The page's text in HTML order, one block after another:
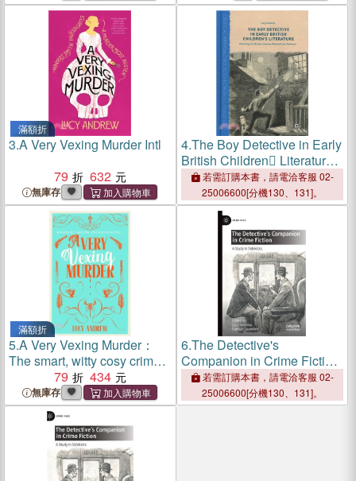
滿額折
3.A Very Vexing Murder Intl
79
632
無庫存
4.The Boy Detective in Early
British Children Literature
─ Patrolling the Borders
Between Boyhood and
Manhood
若需訂購本書，請電洽客服 02-
25006600[分機130、131]。
滿額折
5.A Very Vexing Murder：
The smart, witty cosy crime
mystery set in the world of
Jane Austen
79 434
無庫存
6.The Detective's
Companion in Crime Fiction:
A Study in Sidekicks
若需訂購本書，請電洽客服 02-
25006600[分機130、131]。